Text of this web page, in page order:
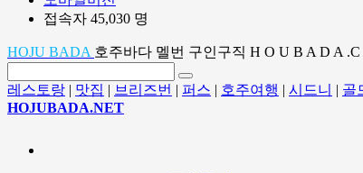
접속자 45,030 명
HOJU BADA 호주바다 멜번 구인구직 H O U B A D A
레스토랑 | 맛집 | 브리즈번 | 퍼스 | 호주여행 | 시드니 | 골
HOJUBADA.NET